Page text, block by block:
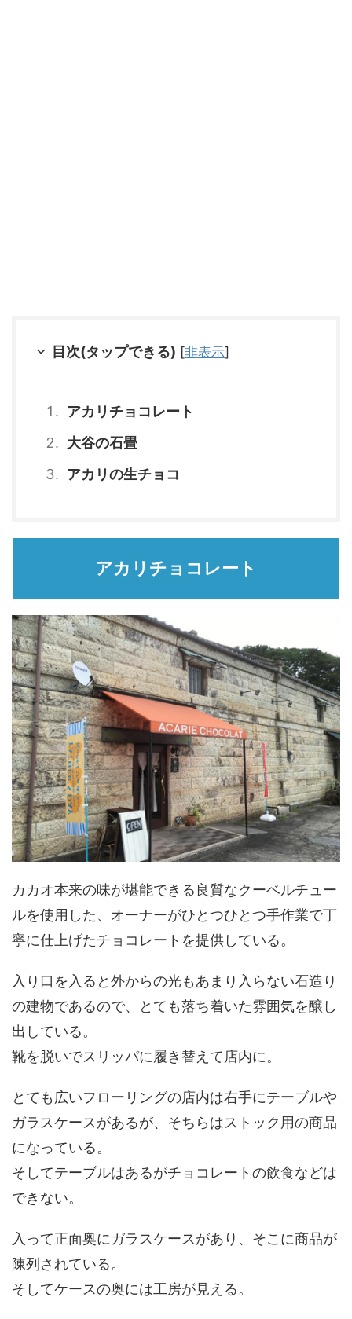
目次(タップできる) [非表示]
アカリチョコレート
大谷の石畳
アカリの生チョコ
アカリチョコレート
カカオ本来の味が堪能できる良質なクーベルチュー
ルを使用した、オーナーがひとつひとつ手作業で丁
寧に仕上げたチョコレートを提供している。
入り口を入ると外からの光もあまり入らない石造り
の建物であるので、とても落ち着いた雰囲気を醸し
出している。
靴を脱いでスリッパに履き替えて店内に。
とても広いフローリングの店内は右手にテーブルや
ガラスケースがあるが、そちらはストック用の商品
になっている。
そしてテーブルはあるがチョコレートの飲食などは
できない。
入って正面奥にガラスケースがあり、そこに商品が
陳列されている。
そしてケースの奥には工房が見える。